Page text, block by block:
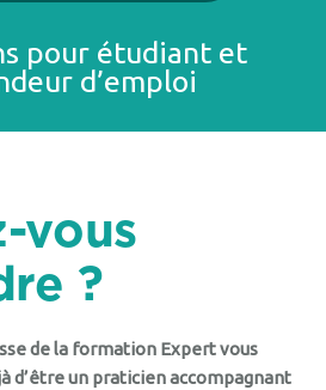
pour étudiant et
d’emploi
vous
?
de la formation Expert vous
d’être un praticien accompagnant